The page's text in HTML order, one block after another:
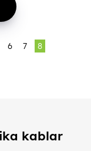
6 7 8
kablar